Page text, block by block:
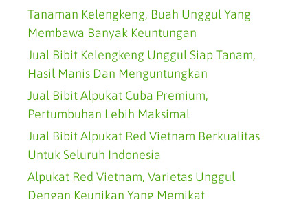
Tanaman Kelengkeng, Buah Unggul Yang
Membawa Banyak Keuntungan
Jual Bibit Kelengkeng Unggul Siap Tanam,
Hasil Manis Dan Menguntungkan
Jual Bibit Alpukat Cuba Premium,
Pertumbuhan Lebih Maksimal
Jual Bibit Alpukat Red Vietnam Berkualitas
Untuk Seluruh Indonesia
Alpukat Red Vietnam, Varietas Unggul
Dengan Keunikan Yang Memikat